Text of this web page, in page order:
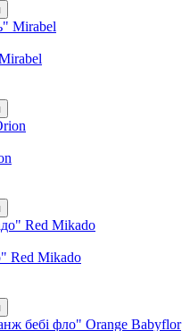
Red Mikado